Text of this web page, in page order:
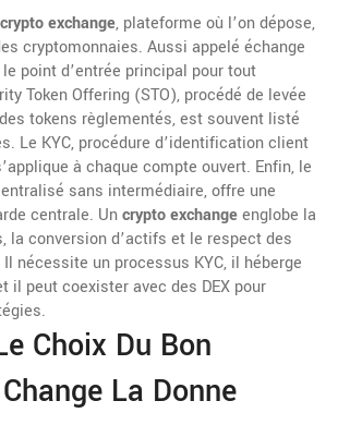
crypto exchange, plateforme où l’on dépose,
cryptomonnaies. Aussi appelé échange
point d’entrée principal pour tout
Token Offering (STO), procédé de levée
tokens règlementés, est souvent listé
Le KYC, procédure d’identification client
à chaque compte ouvert. Enfin, le
sans intermédiaire, offre une
centrale. Uncrypto exchangeenglobe la
la conversion d’actifs et le respect des
nécessite un processus KYC, il héberge
il peut coexister avec des DEX pour
Choix Du Bon
La Donne